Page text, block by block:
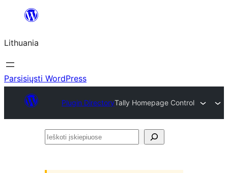
turinio
Lithuania
Parsisiųsti WordPress
Plugin DirectoryTally Homepage Control
Ieškoti